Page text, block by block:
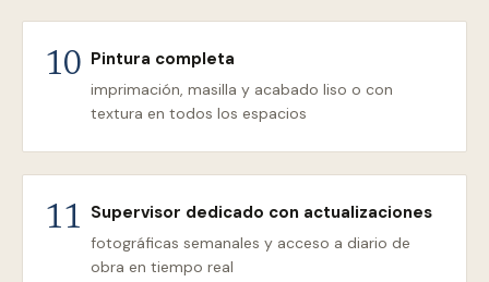
10 Pintura completa
imprimación, masilla y acabado liso o con
textura en todos los espacios
11 Supervisor dedicado con actualizaciones
fotográficas semanales y acceso a diario de
obra en tiempo real